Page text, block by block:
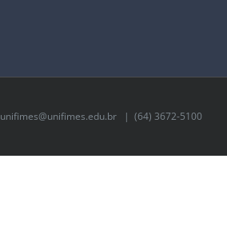
unifimes@unifimes.edu.br | (64) 3672-5100